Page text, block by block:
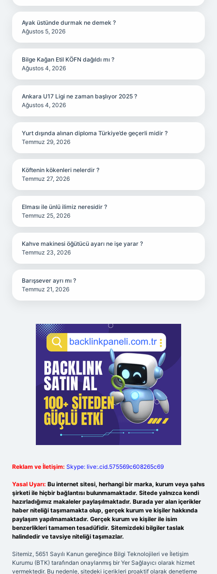
Ayak üstünde durmak ne demek ?
Ağustos 5, 2026
Bilge Kağan Etil KÖFN dağıldı mı ?
Ağustos 4, 2026
Ankara U17 Ligi ne zaman başlıyor 2025 ?
Ağustos 4, 2026
Yurt dışında alınan diploma Türkiye’de geçerli midir ?
Temmuz 29, 2026
Köftenin kökenleri nelerdir ?
Temmuz 27, 2026
Elması ile ünlü ilimiz neresidir ?
Temmuz 25, 2026
Kahve makinesi öğütücü ayarı ne işe yarar ?
Temmuz 23, 2026
Barışsever ayrı mı ?
Temmuz 21, 2026
Reklam ve İletişim: Skype: live:.cid.575569c608265c69
Yasal Uyarı: Bu internet sitesi, herhangi bir marka, kurum veya şahıs
şirketi ile hiçbir bağlantısı bulunmamaktadır. Sitede yalnızca kendi
hazırladığımız makaleler paylaşılmaktadır. Burada yer alan içerikler
haber niteliği taşımamakta olup, gerçek kurum ve kişiler hakkında
paylaşım yapılmamaktadır. Gerçek kurum ve kişiler ile isim
benzerlikleri tamamen tesadüfidir. Sitemizdeki bilgiler taslak
halindedir ve tavsiye niteliği taşımazlar.
Sitemiz, 5651 Sayılı Kanun gereğince Bilgi Teknolojileri ve İletişim
Kurumu (BTK) tarafından onaylanmış bir Yer Sağlayıcı olarak hizmet
vermektedir. Bu nedenle, sitedeki içerikleri proaktif olarak denetleme